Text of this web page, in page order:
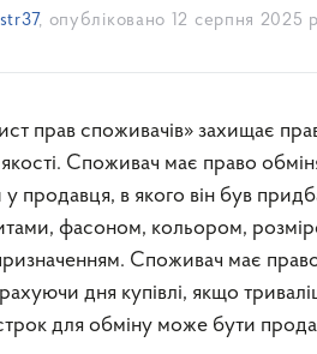
, опубліковано 12 серпня 2025
Споживач має право
у продавця, в якого він був
фасоном, кольором,
Споживач має
дня купівлі, якщо
для обміну може бути